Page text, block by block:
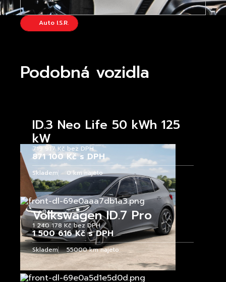
Auto I.S.R.
Podobná vozidla
ID.3 Neo Life 50 kWh 125
kW
719 917 Kč bez DPH
871 100 Kč s DPH
Skladem 0 km najeto
Volkswagen ID.7 Pro
1 240 178 Kč bez DPH
1 500 616 Kč s DPH
Skladem 55000 km najeto